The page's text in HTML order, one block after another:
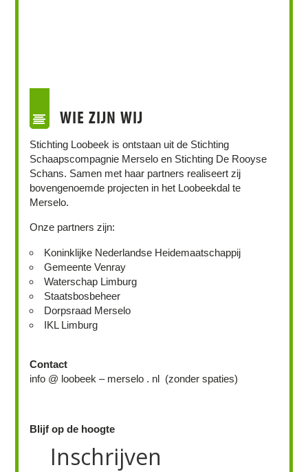
WIE ZIJN WIJ
Stichting Loobeek is ontstaan uit de Stichting
Schaapscompagnie Merselo en Stichting De Rooyse
Schans. Samen met haar partners realiseert zij
bovengenoemde projecten in het Loobeekdal te
Merselo.
Onze partners zijn:
Koninklijke Nederlandse Heidemaatschappij
Gemeente Venray
Waterschap Limburg
Staatsbosbeheer
Dorpsraad Merselo
IKL Limburg
Contact
info @ loobeek – merselo . nl (zonder spaties)
Blijf op de hoogte
Inschrijven